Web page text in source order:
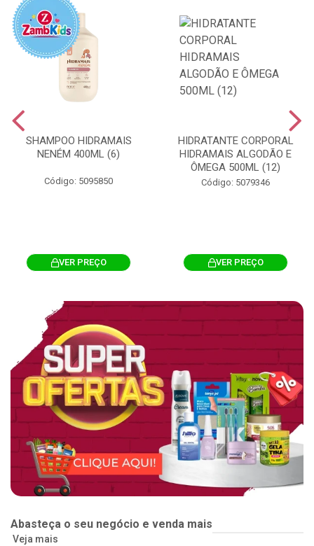
SHAMPOO HIDRAMAIS
NENÉM 400ML (6)
Código: 5095850
VER PREÇO
HIDRATANTE CORPORAL
HIDRAMAIS ALGODÃO E
ÔMEGA 500ML (12)
Código: 5079346
VER PREÇO
Abasteça o seu negócio e venda mais
Veja mais